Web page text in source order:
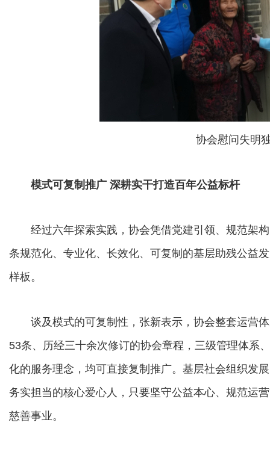
协会慰问失明
模式可复制推广 深耕实干打造百年公益标杆
经过六年探索实践，协会凭借党建引领、规范架构
条规范化、专业化、长效化、可复制的基层助残公益
样板。
谈及模式的可复制性，张新表示，协会整套运营体
53条、历经三十余次修订的协会章程，三级管理体系
化的服务理念，均可直接复制推广。基层社会组织发
务实担当的核心爱心人，只要坚守公益本心、规范运
慈善事业。